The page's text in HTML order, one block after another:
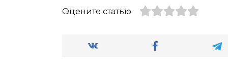
Оцените статью